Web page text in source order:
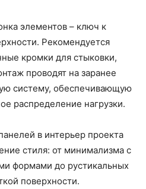
элементов – ключ к
Рекомендуется
кромки для стыковки,
проводят на заранее
систему, обеспечивающую
распределение нагрузки.
в интерьер проекта
стиля: от минимализма с
формами до рустикальных
поверхности.